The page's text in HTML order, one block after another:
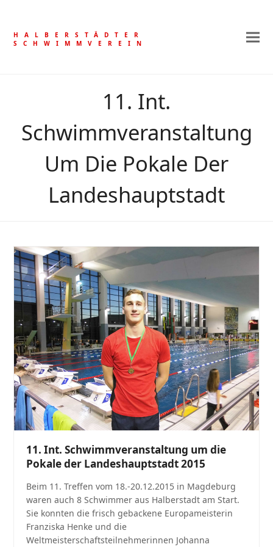
HALBERSTÄDTER
SCHWIMMVEREIN
11. Int.
Schwimmveranstaltung
Um Die Pokale Der
Landeshauptstadt
11. Int. Schwimmveranstaltung um die
Pokale der Landeshauptstadt 2015
Beim 11. Treffen vom 18.-20.12.2015 in Magdeburg
waren auch 8 Schwimmer aus Halberstadt am Start.
Sie konnten die frisch gebackene Europameisterin
Franziska Henke und die
Weltmeisterschaftsteilnehmerinnen Johanna